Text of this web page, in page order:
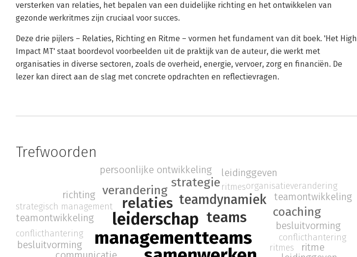
versterken van relaties, het bepalen van een duidelijke richting en het ontwikkelen van
gezonde werkritmes zijn cruciaal voor succes.
Deze drie pijlers – Relaties, Richting en Ritme – vormen het fundament van dit boek. 'Het High
Impact MT' staat boordevol voorbeelden uit de praktijk van de auteur, die werkt met
organisaties in diverse sectoren, zoals de overheid, energie, vervoer, zorg en financiën. De
lezer kan direct aan de slag met concrete opdrachten en reflectievragen.
Trefwoorden
managementteams
leiderschap teams
relaties teamdynamiek
verandering
strategie
coaching
besluitvorming
conflicthantering
ritmes
teamontwikkeling
strategisch management
besluitvorming
persoonlijke ontwikkeling
conflicthantering
ritmes
leidinggeven
organisatieverandering
teamontwikkeling
richting
ritme